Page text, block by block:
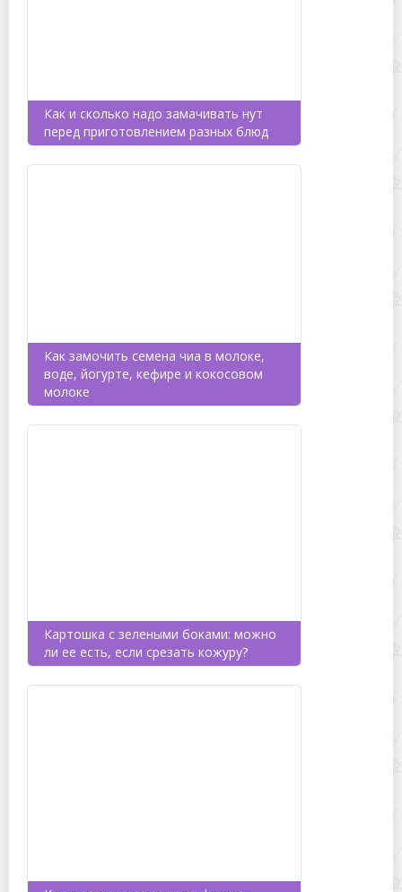
Как и сколько надо замачивать нут
перед приготовлением разных блюд
Как замочить семена чиа в молоке,
воде, йогурте, кефире и кокосовом
молоке
Картошка с зелеными боками: можно
ли ее есть, если срезать кожуру?